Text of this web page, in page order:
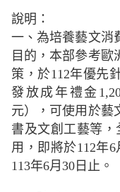
說明：
一、為培養藝文消
目的，本部參考歐
策，於112年優先
發放成年禮金
元），可使用於藝
書及文創工藝等
用，即將於112年
113年6月30日止。